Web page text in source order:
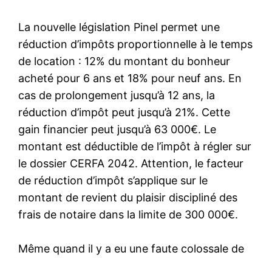
La nouvelle législation Pinel permet une
réduction d’impôts proportionnelle à le temps
de location : 12% du montant du bonheur
acheté pour 6 ans et 18% pour neuf ans. En
cas de prolongement jusqu’à 12 ans, la
réduction d’impôt peut jusqu’à 21%. Cette
gain financier peut jusqu’à 63 000€. Le
montant est déductible de l’impôt à régler sur
le dossier CERFA 2042. Attention, le facteur
de réduction d’impôt s’applique sur le
montant de revient du plaisir discipliné des
frais de notaire dans la limite de 300 000€.
Même quand il y a eu une faute colossale de